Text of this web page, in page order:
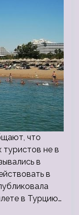
что
туристов не в
в
в
в Турцию…